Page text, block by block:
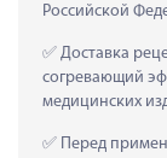
Российской
Доставка
согревающий
медицинских
Перед